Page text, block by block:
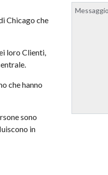
Chicago che
loro Clienti,
che hanno
sono
in